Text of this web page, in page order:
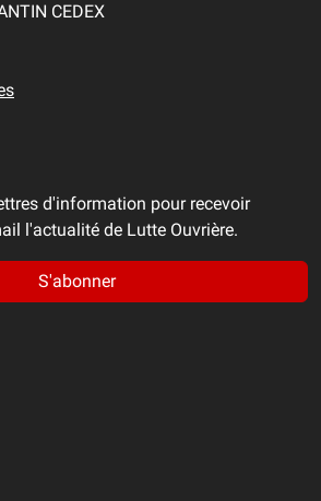
CEDEX
d'information pour recevoir
l'actualité de Lutte Ouvrière.
S'abonner